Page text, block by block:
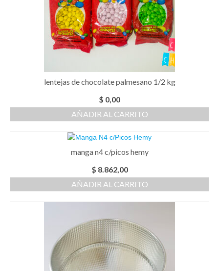
lentejas de chocolate palmesano 1/2 kg
$ 0,00
AÑADIR AL CARRITO
manga n4 c/picos hemy
$ 8.862,00
AÑADIR AL CARRITO